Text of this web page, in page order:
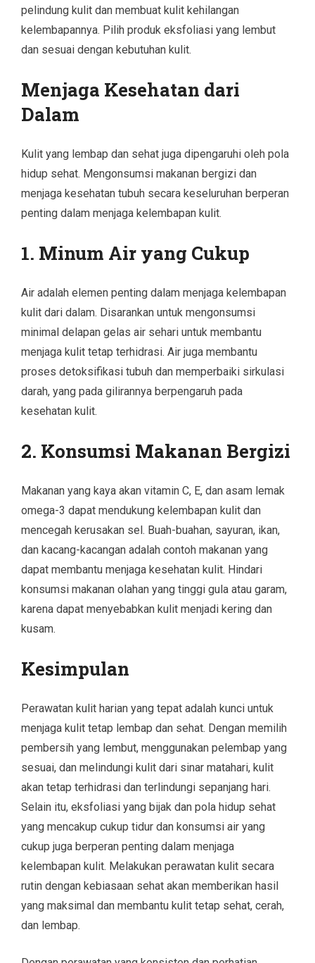
pelindung kulit dan membuat kulit kehilangan
kelembapannya. Pilih produk eksfoliasi yang lembut
dan sesuai dengan kebutuhan kulit.
Menjaga Kesehatan dari
Dalam
Kulit yang lembap dan sehat juga dipengaruhi oleh pola
hidup sehat. Mengonsumsi makanan bergizi dan
menjaga kesehatan tubuh secara keseluruhan berperan
penting dalam menjaga kelembapan kulit.
1. Minum Air yang Cukup
Air adalah elemen penting dalam menjaga kelembapan
kulit dari dalam. Disarankan untuk mengonsumsi
minimal delapan gelas air sehari untuk membantu
menjaga kulit tetap terhidrasi. Air juga membantu
proses detoksifikasi tubuh dan memperbaiki sirkulasi
darah, yang pada gilirannya berpengaruh pada
kesehatan kulit.
2. Konsumsi Makanan Bergizi
Makanan yang kaya akan vitamin C, E, dan asam lemak
omega-3 dapat mendukung kelembapan kulit dan
mencegah kerusakan sel. Buah-buahan, sayuran, ikan,
dan kacang-kacangan adalah contoh makanan yang
dapat membantu menjaga kesehatan kulit. Hindari
konsumsi makanan olahan yang tinggi gula atau garam,
karena dapat menyebabkan kulit menjadi kering dan
kusam.
Kesimpulan
Perawatan kulit harian yang tepat adalah kunci untuk
menjaga kulit tetap lembap dan sehat. Dengan memilih
pembersih yang lembut, menggunakan pelembap yang
sesuai, dan melindungi kulit dari sinar matahari, kulit
akan tetap terhidrasi dan terlindungi sepanjang hari.
Selain itu, eksfoliasi yang bijak dan pola hidup sehat
yang mencakup cukup tidur dan konsumsi air yang
cukup juga berperan penting dalam menjaga
kelembapan kulit. Melakukan perawatan kulit secara
rutin dengan kebiasaan sehat akan memberikan hasil
yang maksimal dan membantu kulit tetap sehat, cerah,
dan lembap.